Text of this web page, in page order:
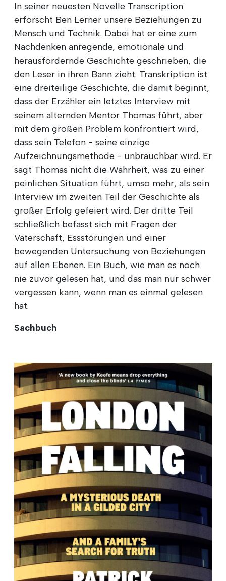
In seiner neuesten Novelle Transcription
erforscht Ben Lerner unsere Beziehungen zu
Mensch und Technik. Dabei hat er eine zum
Nachdenken anregende, emotionale und
herausfordernde Geschichte geschrieben, die
den Leser in ihren Bann zieht. Transkription ist
eine dreiteilige Geschichte, die damit beginnt,
dass der Erzähler ein letztes Interview mit
seinem alternden Mentor Thomas führt, aber
mit dem großen Problem konfrontiert wird,
dass sein Telefon - seine einzige
Aufzeichnungsmethode - unbrauchbar wird. Er
sagt Thomas nicht die Wahrheit, was zu einer
peinlichen Situation führt, umso mehr, als sein
Interview im zweiten Teil der Geschichte als
großer Erfolg gefeiert wird. Der dritte Teil
schließlich befasst sich mit Fragen der
Vaterschaft, Essstörungen und einer
bewegenden Untersuchung von Beziehungen
auf allen Ebenen. Ein Buch, wie man es noch
nie zuvor gelesen hat, und das man nur schwer
vergessen kann, wenn man es einmal gelesen
hat.
Sachbuch